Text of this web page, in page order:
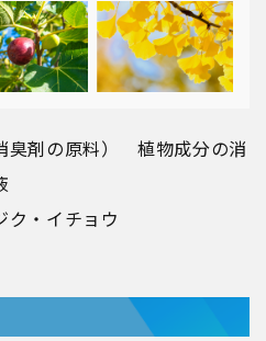
臭剤の原料） 植物成分の消
ク・イチョウ